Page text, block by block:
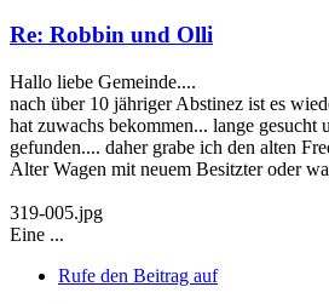
Re: Robbin und Olli
Hallo liebe Gemeinde....
nach über 10 jähriger Abstinez ist es
hat zuwachs bekommen... lange gesucht
gefunden.... daher grabe ich den alten
Alter Wagen mit neuem Besitzter oder
319-005.jpg
Eine ...
Rufe den Beitrag auf